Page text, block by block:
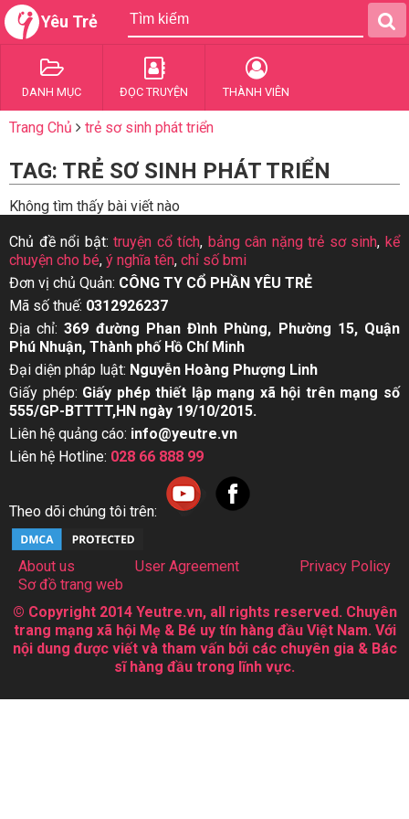
Yêu Trẻ
DANH MỤC ĐỌC TRUYỆN THÀNH VIÊN
Trang Chủ trẻ sơ sinh phát triển
TAG: TRẺ SƠ SINH PHÁT TRIỂN
Không tìm thấy bài viết nào
Chủ đề nổi bật:truyện cổ tích, bảng cân nặng trẻ sơ sinh,kể
chuyện cho bé, ý nghĩa tên, chỉ số bmi
Đơn vị chủ Quản: CÔNG TY CỔ PHẦN YÊU TRẺ
Mã số thuế: 0312926237
Địa chỉ:369 đường Phan Đình Phùng, Phường 15, Quận
Phú Nhuận, Thành phố Hồ Chí Minh
Đại diện pháp luật: Nguyễn Hoàng Phượng Linh
Giấy phép: Giấy phép thiết lập mạng xã hội trên mạng số
555/GP-BTTTT,HN ngày 19/10/2015.
Liên hệ quảng cáo: info@yeutre.vn
Liên hệ Hotline: 028 66 888 99
Theo dõi chúng tôi trên:
About us User Agreement
Privacy Policy
Sơ đồ trang web
© Copyright 2014 Yeutre.vn, all rights reserved. Chuyên
trang mạng xã hội Mẹ & Bé uy tín hàng đầu Việt Nam. Với
nội dung được viết và tham vấn bởi các chuyên gia & Bác
sĩ hàng đầu trong lĩnh vực.